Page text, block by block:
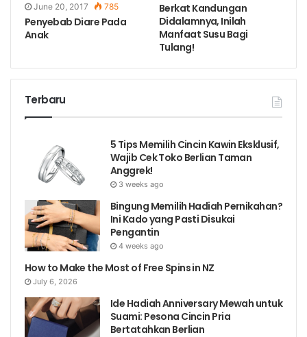
June 20, 2017 785
Penyebab Diare Pada
Anak
Berkat Kandungan
Didalamnya, Inilah
Manfaat Susu Bagi
Tulang!
Terbaru
5 Tips Memilih Cincin Kawin Eksklusif,
Wajib Cek Toko Berlian Taman
Anggrek!
3 weeks ago
Bingung Memilih Hadiah Pernikahan?
Ini Kado yang Pasti Disukai
Pengantin
4 weeks ago
How to Make the Most of Free Spins in NZ
July 6, 2026
Ide Hadiah Anniversary Mewah untuk
Suami: Pesona Cincin Pria
Bertatahkan Berlian